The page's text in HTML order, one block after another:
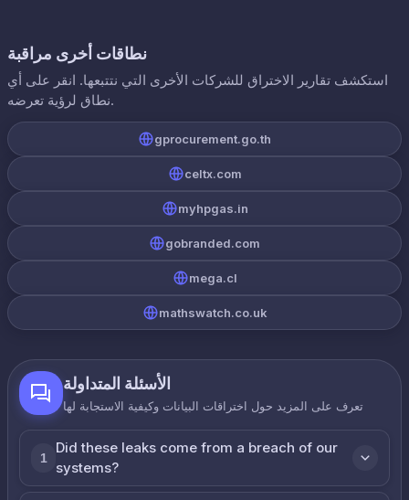
نطاقات أخرى مراقبة
استكشف تقارير الاختراق للشركات الأخرى التي نتتبعها. انقر على أي
نطاق لرؤية تعرضه.
gprocurement.go.th
celtx.com
myhpgas.in
gobranded.com
mega.cl
mathswatch.co.uk
الأسئلة المتداولة
تعرف على المزيد حول اختراقات البيانات وكيفية الاستجابة لها
1
Did these leaks come from a breach of our
systems?